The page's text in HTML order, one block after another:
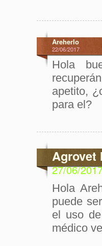
Areherlo
22/06/2017
Hola
apetito,
para el?
Agrovet
27/06/
Hola
puede
el uso
médico